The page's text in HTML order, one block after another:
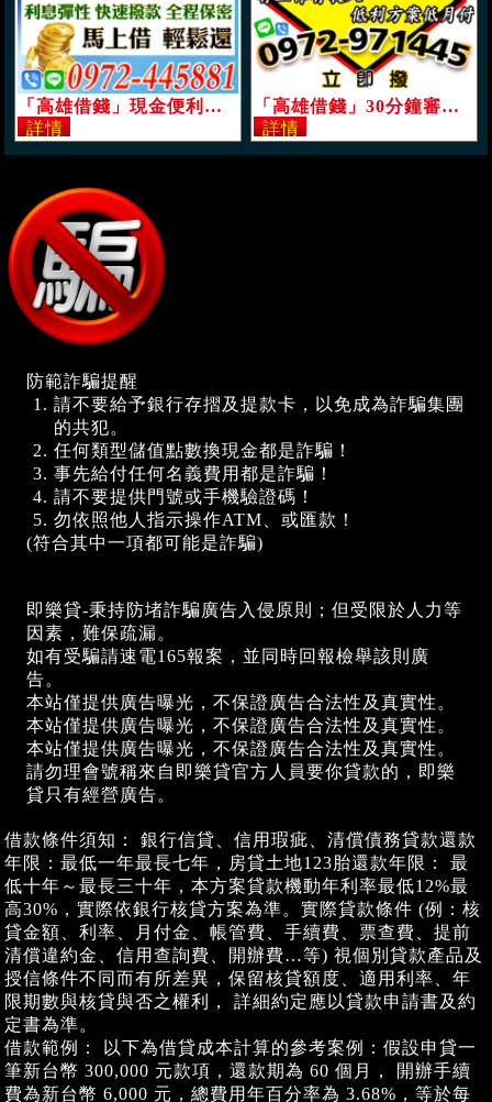
「高雄借錢」現金便利站，互助會無須抵押，利息彈性，當天放款，1-30萬，快速撥款，全程保密「即樂貸」 「高雄借錢」30分鐘審核撥款，就是快，有工作有收入，立即撥款，30萬內，低利方案月付救急速借幫助您「即樂貸」
防範詐騙提醒
請不要給予銀行存摺及提款卡，以免成為詐騙集團
的共犯。
任何類型儲值點數換現金都是詐騙！
事先給付任何名義費用都是詐騙！
請不要提供門號或手機驗證碼！
勿依照他人指示操作ATM、或匯款！
(符合其中一項都可能是詐騙)
即樂貸-秉持防堵詐騙廣告入侵原則；但受限於人力等
因素，難保疏漏。
如有受騙請速電165報案，並同時回報檢舉該則廣
告。
本站僅提供廣告曝光，不保證廣告合法性及真實性。
本站僅提供廣告曝光，不保證廣告合法性及真實性。
本站僅提供廣告曝光，不保證廣告合法性及真實性。
請勿理會號稱來自即樂貸官方人員要你貸款的，即樂
貸只有經營廣告。
借款條件須知： 銀行信貸、信用瑕疵、清償債務貸款還款
年限：最低一年最長七年，房貸土地123胎還款年限： 最
低十年～最長三十年，本方案貸款機動年利率最低12%最
高30%，實際依銀行核貸方案為準。實際貸款條件 (例：核
貸金額、利率、月付金、帳管費、手續費、票查費、提前
清償違約金、信用查詢費、開辦費…等) 視個別貸款產品及
授信條件不同而有所差異，保留核貸額度、適用利率、年
限期數與核貸與否之權利， 詳細約定應以貸款申請書及約
定書為準。
借款範例： 以下為借貸成本計算的參考案例：假設申貸一
筆新台幣 300,000 元款項，還款期為 60 個月， 開辦手續
費為新台幣 6,000 元，總費用年百分率為 3.68%，等於每